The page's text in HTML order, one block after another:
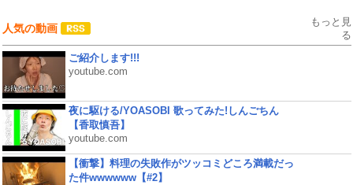
人気の動画
もっと見
る
ご紹介します!!!
youtube.com
夜に駆ける/YOASOBI 歌ってみた!しんごちん
【香取慎吾】
youtube.com
【衝撃】料理の失敗作がツッコミどころ満載だっ
た件wwwwww【#2】